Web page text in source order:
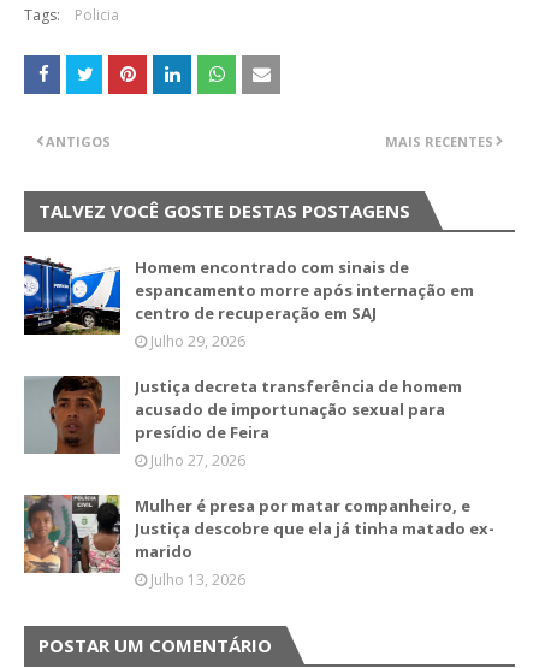
Tags: Policia
MAIS RECENTES
ANTIGOS
TALVEZ VOCÊ GOSTE DESTAS POSTAGENS
Homem encontrado com sinais de
espancamento morre após internação em
centro de recuperação em SAJ
Julho 29, 2026
Justiça decreta transferência de homem
acusado de importunação sexual para
presídio de Feira
Julho 27, 2026
Mulher é presa por matar companheiro, e
Justiça descobre que ela já tinha matado ex-
marido
Julho 13, 2026
POSTAR UM COMENTÁRIO